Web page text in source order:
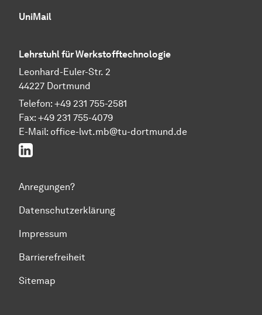
UniMail
Lehrstuhl für Werkstofftechnologie
Leonhard-Euler-Str. 2
44227 Dortmund
Telefon: +49 231 755-2581
Fax: +49 231 755-4079
E-Mail: office-lwt.mb@tu-dortmund.de
LinkedIn
Anregungen?
Datenschutzerklärung
Impressum
Barrierefreiheit
Sitemap